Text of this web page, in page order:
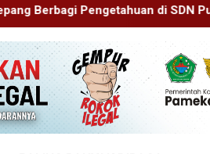
di SDN Puger Kulon 01